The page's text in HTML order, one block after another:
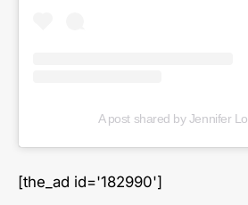
A post shared by Jennifer
[the_ad id='182990']